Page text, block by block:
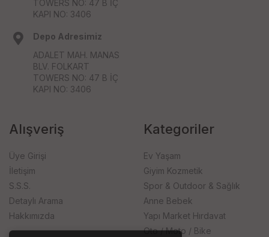
TOWERS NO: 47 B İÇ
KAPI NO: 3406
Depo Adresimiz
ADALET MAH. MANAS
BLV. FOLKART
TOWERS NO: 47 B İÇ
KAPI NO: 3406
Alışveriş
Üye Girişi
İletişim
S.S.S.
Detaylı Arama
Hakkımızda
Kategoriler
Ev Yaşam
Giyim Kozmetik
Spor & Outdoor & Sağlık
Anne Bebek
Yapı Market Hırdavat
Oto / Moto / Bike